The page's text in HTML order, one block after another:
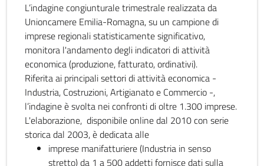
L’indagine congiunturale trimestrale realizzata da
Unioncamere Emilia-Romagna, su un campione di
imprese regionali statisticamente significativo,
monitora l'andamento degli indicatori di attività
economica (produzione, fatturato, ordinativi).
Riferita ai principali settori di attività economica -
Industria, Costruzioni, Artigianato e Commercio -,
l’indagine è svolta nei confronti di oltre 1.300 imprese.
L'elaborazione, disponibile online dal 2010 con serie
storica dal 2003, è dedicata alle
imprese manifatturiere (Industria in senso
stretto) da 1 a 500 addetti fornisce dati sulla